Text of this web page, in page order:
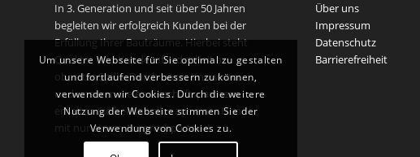
In 3. Generation und seit über 50 Jahren
begleiten wir erfolgreich Kunden bei der
Erfüllung Ihrer Bauträume. Hierbei steht
Qualität und Kundezufriedenheit an
oberster Stelle. Durch unser Knowhow
und unseren vielen Geschäftspartnern
erhalten Sie bei uns alles aus einer Hand
mit nur einem Ansprechpartner!
Über uns
Impressum
Datenschutz
Barrierefreiheit
Um unsere Webseite für Sie optimal zu gestalten
und fortlaufend verbessern zu können,
verwenden wir Cookies. Durch die weitere
Nutzung der Webseite stimmen Sie der
Verwendung von Cookies zu.